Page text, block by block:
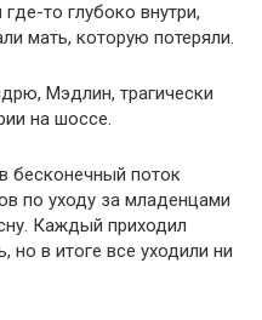
то глубоко внутри,
мать, которую потеряли.
Мэдлин, трагически
на шоссе.
бесконечный поток
по уходу за младенцами
Каждый приходил
но в итоге все уходили ни